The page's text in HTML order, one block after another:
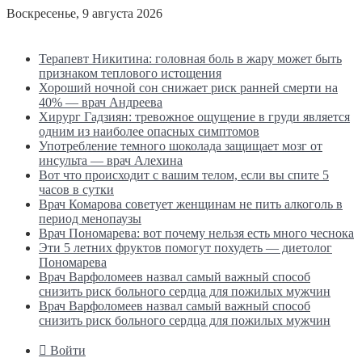
Воскресенье, 9 августа 2026
Терапевт Никитина: головная боль в жару может быть
признаком теплового истощения
Хороший ночной сон снижает риск ранней смерти на
40% — врач Андреева
Хирург Гадзиян: тревожное ощущение в груди является
одним из наиболее опасных симптомов
Употребление темного шоколада защищает мозг от
инсульта — врач Алехина
Вот что происходит с вашим телом, если вы спите 5
часов в сутки
Врач Комарова советует женщинам не пить алкоголь в
период менопаузы
Врач Пономарева: вот почему нельзя есть много чеснока
Эти 5 летних фруктов помогут похудеть — диетолог
Пономарева
Врач Варфоломеев назвал самый важный способ
снизить риск больного сердца для пожилых мужчин
Врач Варфоломеев назвал самый важный способ
снизить риск больного сердца для пожилых мужчин
Войти